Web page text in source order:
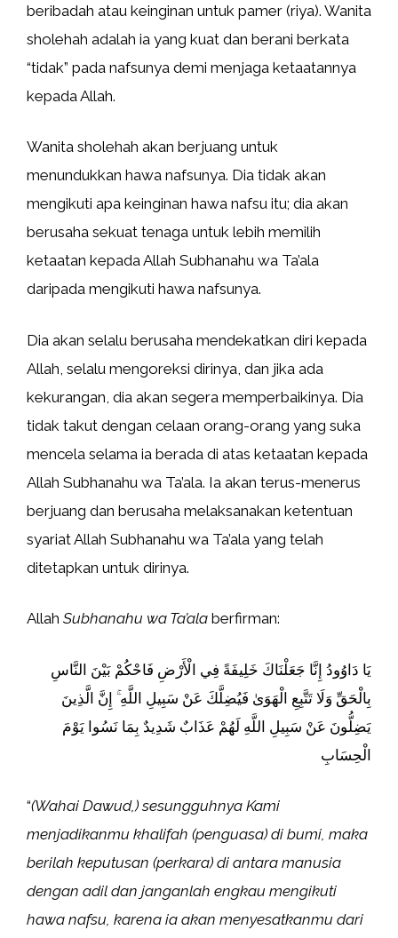
beribadah atau keinginan untuk pamer (riya). Wanita
sholehah adalah ia yang kuat dan berani berkata
“tidak” pada nafsunya demi menjaga ketaatannya
kepada Allah.
Wanita sholehah akan berjuang untuk
menundukkan hawa nafsunya. Dia tidak akan
mengikuti apa keinginan hawa nafsu itu; dia akan
berusaha sekuat tenaga untuk lebih memilih
ketaatan kepada Allah Subhanahu wa Ta’ala
daripada mengikuti hawa nafsunya.
Dia akan selalu berusaha mendekatkan diri kepada
Allah, selalu mengoreksi dirinya, dan jika ada
kekurangan, dia akan segera memperbaikinya. Dia
tidak takut dengan celaan orang-orang yang suka
mencela selama ia berada di atas ketaatan kepada
Allah Subhanahu wa Ta’ala. Ia akan terus-menerus
berjuang dan berusaha melaksanakan ketentuan
syariat Allah Subhanahu wa Ta’ala yang telah
ditetapkan untuk dirinya.
Allah Subhanahu wa Ta’ala berfirman:
يَا دَاوُودُ إِنَّا جَعَلْنَاكَ خَلِيفَةً فِي الْأَرْضِ فَاحْكُمْ بَيْنَ النَّاسِ
بِالْحَقِّ وَلَا تَتَّبِعِ الْهَوَىٰ فَيُضِلَّكَ عَنْ سَبِيلِ اللَّهِ ۚ إِنَّ الَّذِينَ
يَضِلُّونَ عَنْ سَبِيلِ اللَّهِ لَهُمْ عَذَابٌ شَدِيدٌ بِمَا نَسُوا يَوْمَ
الْحِسَابِ
“(Wahai Dawud,) sesungguhnya Kami
menjadikanmu khalifah (penguasa) di bumi, maka
berilah keputusan (perkara) di antara manusia
dengan adil dan janganlah engkau mengikuti
hawa nafsu, karena ia akan menyesatkanmu dari